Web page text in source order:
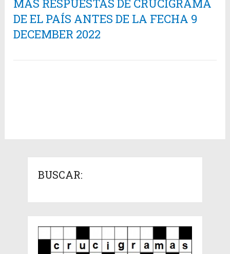
MÁS RESPUESTAS DE CRUCIGRAMA
DE EL PAÍS ANTES DE LA FECHA 9
DECEMBER 2022
BUSCAR: